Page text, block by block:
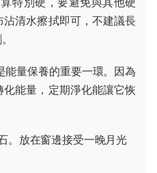
清水擦拭即可，不建議長
能量保養的重要一環。因為
能量，定期淨化能讓它恢
。放在窗邊接受一晚月光